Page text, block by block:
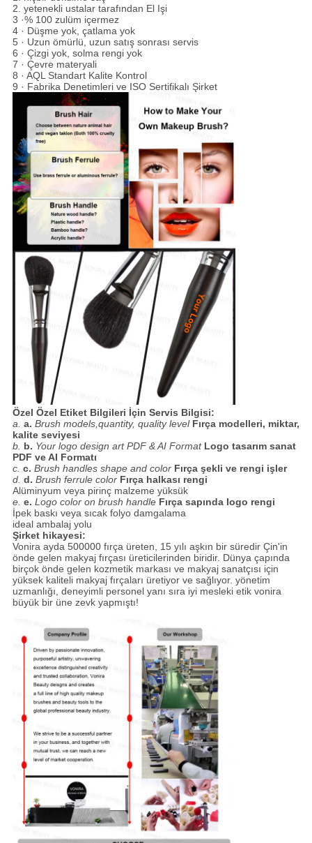
2. yetenekli ustalar tarafından El Işi
3 ·% 100 zulüm içermez
4 · Düşme yok, çatlama yok
5 · Uzun ömürlü, uzun satış sonrası servis
6 · Çizgi yok, solma rengi yok
7 · Çevre materyali
8 · AQL Standart Kalite Kontrol
9 · Fabrika Denetimleri ve ISO Sertifikalı Şirket
Özel Özel Etiket Bilgileri İçin Servis Bilgisi:
a. a. Brush models,quantity, quality level Fırça modelleri, miktar,
kalite seviyesi
b. b. Your logo design art PDF & AI Format Logo tasarım sanat
PDF ve AI Formatı
c. c. Brush handles shape and color Fırça şekli ve rengi işler
d. d. Brush ferrule color Fırça halkası rengi
Alüminyum veya pirinç malzeme yüksük
e. e. Logo color on brush handle Fırça sapında logo rengi
İpek baskı veya sıcak folyo damgalama
ideal ambalaj yolu
Şirket hikayesi:
Vonira ayda 500000 fırça üreten, 15 yılı aşkın bir süredir Çin'in
önde gelen makyaj fırçası üreticilerinden biridir. Dünya çapında
birçok önde gelen kozmetik markası ve makyaj sanatçısı için
yüksek kaliteli makyaj fırçaları üretiyor ve sağlıyor. yönetim
uzmanlığı, deneyimli personel yanı sıra iyi mesleki etik vonira
büyük bir üne zevk yapmıştı!